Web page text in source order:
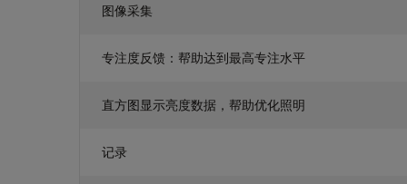
图像采集
专注度反馈：帮助达到最高专注水平
直方图显示亮度数据，帮助优化照明
记录